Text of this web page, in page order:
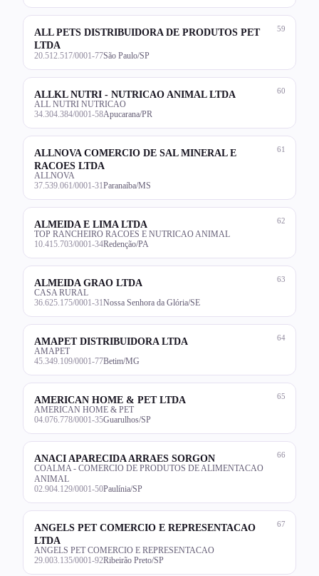
59
ALL PETS DISTRIBUIDORA DE PRODUTOS PET
LTDA
20.512.517/0001-77São Paulo/SP
60
ALLKL NUTRI - NUTRICAO ANIMAL LTDA
ALL NUTRI NUTRICAO
34.304.384/0001-58Apucarana/PR
61
ALLNOVA COMERCIO DE SAL MINERAL E
RACOES LTDA
ALLNOVA
37.539.061/0001-31 Paranaíba/MS
62
ALMEIDA E LIMA LTDA
TOP RANCHEIRO RACOES E NUTRICAO ANIMAL
10.415.703/0001-34Redenção/PA
63
ALMEIDA GRAO LTDA
CASA RURAL
36.625.175/0001-31 Nossa Senhora da Glória/SE
64
AMAPET DISTRIBUIDORA LTDA
AMAPET
45.349.109/0001-77Betim/MG
65
AMERICAN HOME & PET LTDA
AMERICAN HOME & PET
04.076.778/0001-35Guarulhos/SP
66
ANACI APARECIDA ARRAES SORGON
COALMA - COMERCIO DE PRODUTOS DE ALIMENTACAO
ANIMAL
02.904.129/0001-50Paulínia/SP
67
ANGELS PET COMERCIO E REPRESENTACAO
LTDA
ANGELS PET COMERCIO E REPRESENTACAO
29.003.135/0001-92Ribeirão Preto/SP